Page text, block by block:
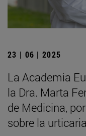
23 | 06 | 2025
La Academia
la Dra. Marta
de Medicina,
sobre la